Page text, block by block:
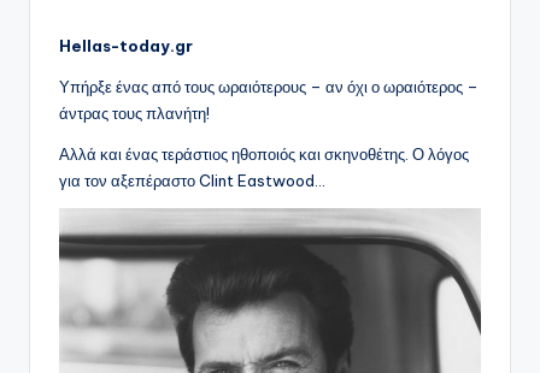
Hellas-today.gr
Υπήρξε ένας από τους ωραιότερους – αν όχι ο ωραιότερος –
άντρας τους πλανήτη!
Αλλά και ένας τεράστιος ηθοποιός και σκηνοθέτης. Ο λόγος
για τον αξεπέραστο Clint Eastwood…